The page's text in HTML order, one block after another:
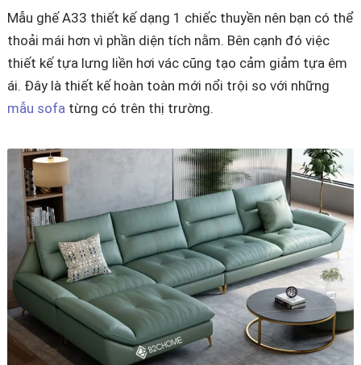
Mẫu ghế A33 thiết kế dạng 1 chiếc thuyền nên bạn có thể
thoải mái hơn vì phần diện tích nằm. Bên cạnh đó việc
thiết kế tựa lưng liền hơi vác cũng tạo cảm giảm tựa êm
ái. Đây là thiết kế hoàn toàn mới nổi trội so với những
mẫu sofa từng có trên thị trường.